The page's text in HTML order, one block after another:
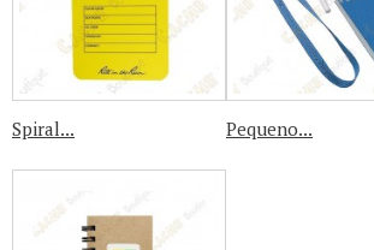
Spiral... Pequeno...